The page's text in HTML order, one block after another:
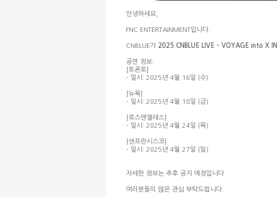
안녕하세요
FNC ENTERTAINMENT입니다
CNBLUE가 2025 CNBLUE LIVE – VOYAGE into X IN
공연 정보:
토론토
- 일시 : 2025 년 4월 16일 (수)
뉴욕
- 일시 : 2025 년 4월 18일 (금)
로스엔젤레스
- 일시 : 2025 년 4월 24일 (목)
샌프란시스코
- 일시 : 2025 년 4월 27일 (일 )
자세한 정보는 추후 공지 예정입니다
여러분들의 많은 관심 부탁드립니다